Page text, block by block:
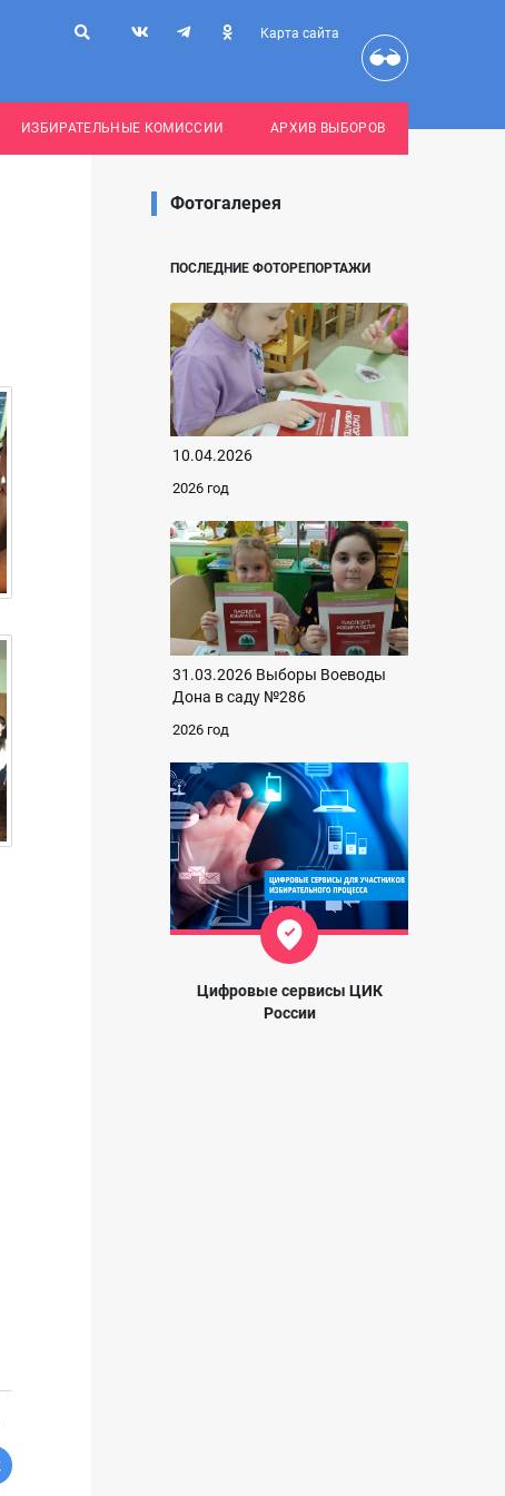
Карта сайта
ИЗБИРАТЕЛЬНЫЕ КОМИССИИ АРХИВ ВЫБОРОВ
Фотогалерея
ПОСЛЕДНИЕ ФОТОРЕПОРТАЖИ
10.04.2026
2026 год
31.03.2026 Выборы Воеводы
Дона в саду №286
2026 год
Цифровые сервисы ЦИК
России